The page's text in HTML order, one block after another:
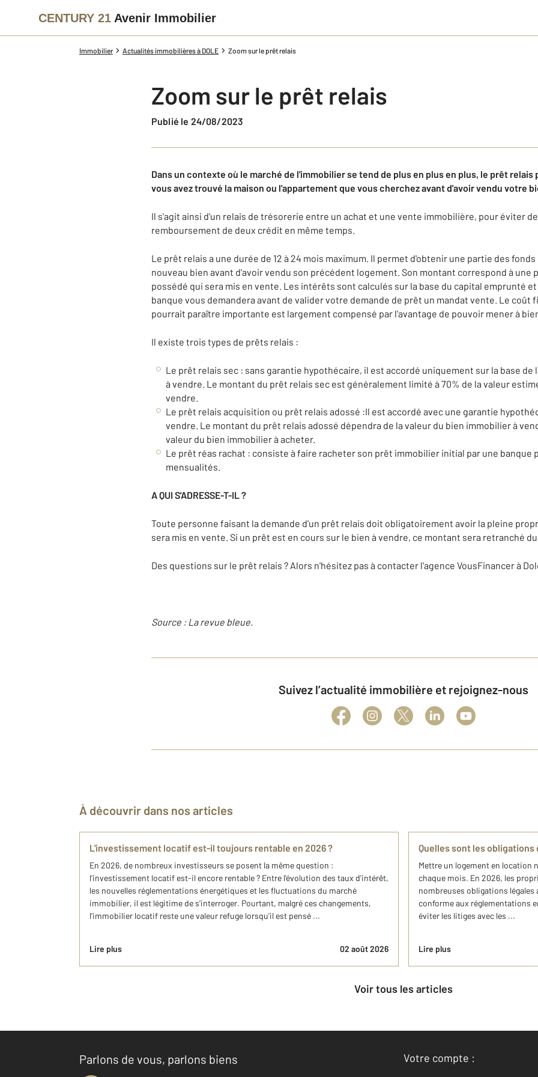
CENTURY 21 Avenir Immobilier
Immobilier Actualités immobilières à DOLE Zoom sur le prêt relais
Zoom sur le prêt relais
Publié le 24/08/2023
Dans un contexte où le marché de l'immobilier se tend de plus en plus en plus, le prêt
vous avez trouvé la maison ou l'appartement que vous cherchez avant d'avoir vendu votre
Il s'agit ainsi d'un relais de trésorerie entre un achat et une vente immobilière, pour éviter
remboursement de deux crédit en même temps.
Le prêt relais a une durée de 12 à 24 mois maximum. Il permet d'obtenir une partie des
nouveau bien avant d'avoir vendu son précédent logement. Son montant correspond à une
possédé qui sera mis en vente. Les intérêts sont calculés sur la base du capital emprunté
banque vous demandera avant de valider votre demande de prêt un mandat vente. Le coût
pourrait paraître importante est largement compensé par l'avantage de pouvoir mener à
Il existe trois types de prêts relais :
Le prêt relais sec : sans garantie hypothécaire, il est accordé uniquement sur la base de
à vendre. Le montant du prêt relais sec est généralement limité à 70% de la valeur
vendre.
Le prêt relais acquisition ou prêt relais adossé :Il est accordé avec une garantie
vendre. Le montant du prêt relais adossé dépendra de la valeur du bien immobilier à
valeur du bien immobilier à acheter.
Le prêt réas rachat : consiste à faire racheter son prêt immobilier initial par une banque
mensualités.
A QUI S'ADRESSE-T-IL ?
Toute personne faisant la demande d'un prêt relais doit obligatoirement avoir la pleine
sera mis en vente. Si un prêt est en cours sur le bien à vendre, ce montant sera retranché
Des questions sur le prêt relais ? Alors n'hésitez pas à contacter l'agence VousFinancer à
Source : La revue bleue.
Suivez l’actualité immobilière et rejoignez-nous
À découvrir dans nos articles
L'investissement locatif est-il toujours rentable en 2026 ?
En 2026, de nombreux investisseurs se posent la même question :
l'investissement locatif est-il encore rentable ? Entre l'évolution des taux d'intérêt,
les nouvelles réglementations énergétiques et les fluctuations du marché
immobilier, il est légitime de s'interroger. Pourtant, malgré ces changements,
l'immobilier locatif reste une valeur refuge lorsqu'il est pensé ...
Lire plus 02 août 2026
Quelles sont les obligations
Mettre un logement en location
chaque mois. En 2026, les
nombreuses obligations
conforme aux réglementations
éviter les litiges avec les ...
Lire plus
Voir tous les articles
Parlons de vous, parlons biens Votre compte :